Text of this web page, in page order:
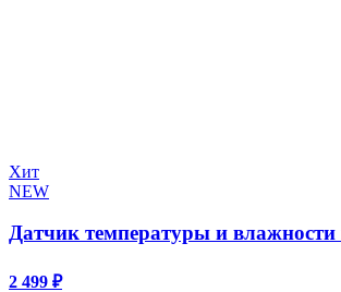
Хит
NEW
Датчик температуры и
2 499 ₽